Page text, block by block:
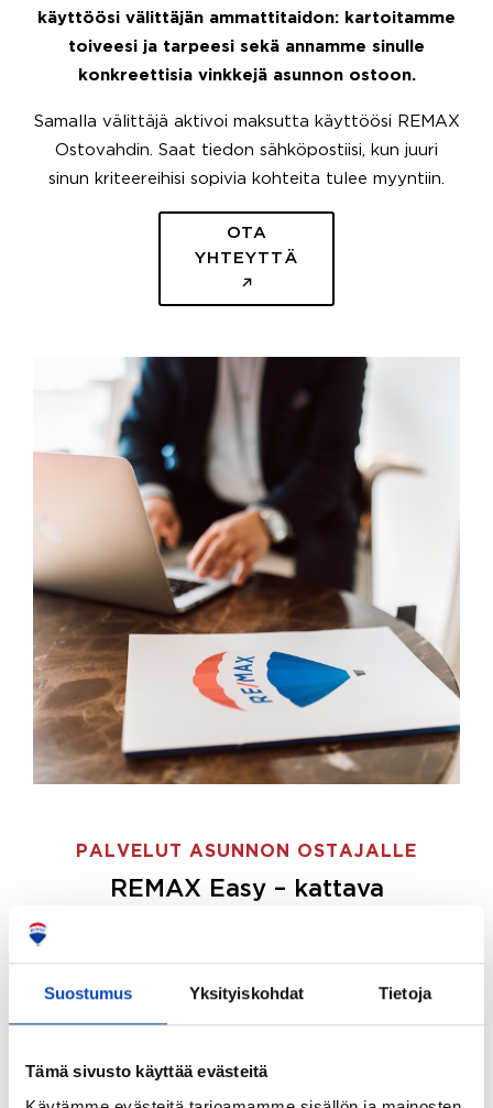
Suostumus Yksityiskohdat Tietoja
Tämä sivusto käyttää evästeitä
käyttöösi välittäjän ammattitaidon: kartoitamme
toiveesi ja tarpeesi sekä annamme sinulle
konkreettisia vinkkejä asunnon ostoon.
Samalla välittäjä aktivoi maksutta käyttöösi REMAX
Ostovahdin. Saat tiedon sähköpostiisi, kun juuri
sinun kriteereihisi sopivia kohteita tulee myyntiin.
OTA
YHTEYTTÄ
PALVELUT ASUNNON OSTAJALLE
REMAX Easy – kattava
ostajille.
Tee ostotoimeksianto ja etsimme juuri